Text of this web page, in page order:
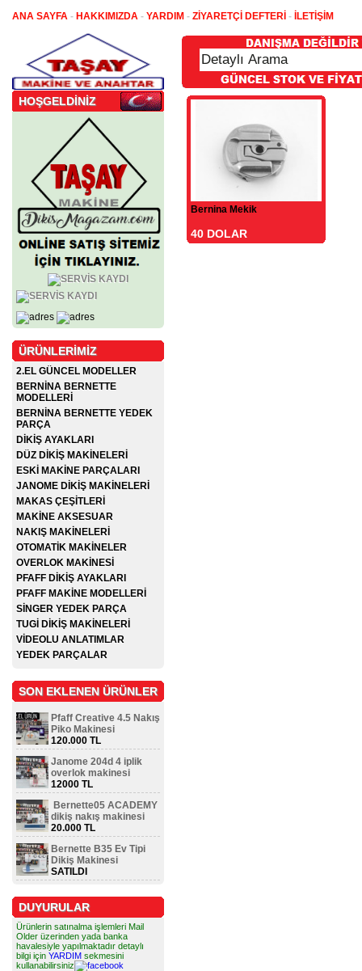
ANA SAYFA - HAKKIMIZDA - YARDIM - ZİYARETÇİ DEFTERİ - İLETİŞİM
HOŞGELDİNİZ
ÜRÜNLERİMİZ
2.EL GÜNCEL MODELLER
BERNİNA BERNETTE
MODELLERİ
BERNİNA BERNETTE YEDEK
PARÇA
DİKİŞ AYAKLARI
DÜZ DİKİŞ MAKİNELERİ
ESKİ MAKİNE PARÇALARI
JANOME DİKİŞ MAKİNELERİ
MAKAS ÇEŞİTLERİ
MAKİNE AKSESUAR
NAKIŞ MAKİNELERİ
OTOMATİK MAKİNELER
OVERLOK MAKİNESİ
PFAFF DİKİŞ AYAKLARI
PFAFF MAKİNE MODELLERİ
SİNGER YEDEK PARÇA
TUGİ DİKİŞ MAKİNELERİ
VİDEOLU ANLATIMLAR
YEDEK PARÇALAR
SON EKLENEN ÜRÜNLER
Pfaff Creative 4.5 Nakış
Piko Makinesi
120.000 TL
Janome 204d 4 iplik
overlok makinesi
12000 TL
Bernette05 ACADEMY
dikiş nakış makinesi
20.000 TL
Bernette B35 Ev Tipi
Dikiş Makinesi
SATILDI
DUYURULAR
Ürünlerin satınalma işlemleri Mail
Older üzerinden yada banka
havalesiyle yapılmaktadır detaylı
bilgi için YARDIM sekmesini
kullanabilirsiniz
Bernina Mekik
40 DOLAR